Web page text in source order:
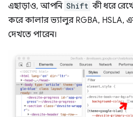
এছাড়াও, আপনি Shift কী ধরে
করে কালার ভ্যালুর RGBA, HSLA,
দেখতে পারেন।